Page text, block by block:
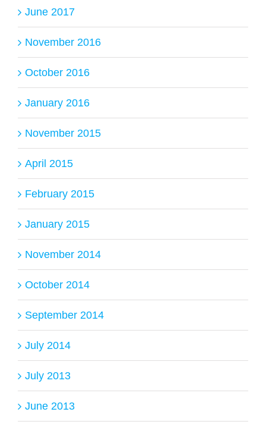
June 2017
November 2016
October 2016
January 2016
November 2015
April 2015
February 2015
January 2015
November 2014
October 2014
September 2014
July 2014
July 2013
June 2013